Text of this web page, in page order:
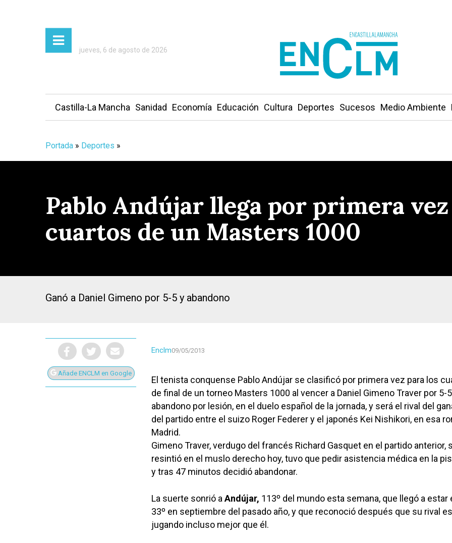
Presiona Intro para buscar o ESC para cerrar
jueves, 6 de agosto de 2026
Castilla-La Mancha Sanidad Economía Educación Cultura Deportes Sucesos Medio Ambiente
Portada » Deportes »
Pablo Andújar llega por primera
cuartos de un Masters 1000
Ganó a Daniel Gimeno por 5-5 y abandono
Añade ENCLM en Google
Enclm09/05/2013
El tenista conquense Pablo Andújar se clasificó por primera vez para los
de final de un torneo Masters 1000 al vencer a Daniel Gimeno Traver por 5-
abandono por lesión, en el duelo español de la jornada, y será el rival del
del partido entre el suizo Roger Federer y el japonés Kei Nishikori, en esa
Madrid.
Gimeno Traver, verdugo del francés Richard Gasquet en el partido anterior,
resintió en el muslo derecho hoy, tuvo que pedir asistencia médica en la
y tras 47 minutos decidió abandonar.
La suerte sonrió a Andújar, 113º del mundo esta semana, que llegó a estar
33º en septiembre del pasado año, y que reconoció después que su rival
jugando incluso mejor que él.